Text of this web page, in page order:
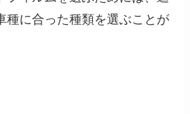
種に合った種類を選ぶことが